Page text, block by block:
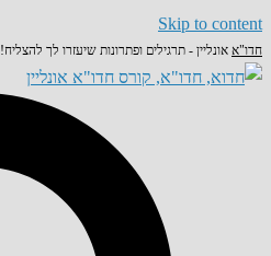
Skip to content
חדו"א אונליין - תרגילים ופתרונות שיעזרו לך להצליח!